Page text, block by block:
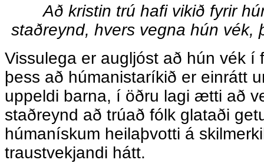
Að kristin trú hafi vikið fyrir
staðreynd, hvers vegna hún vék,
Vissulega er augljóst að hún vék í
þess að húmanistaríkið er einrátt
uppeldi barna, í öðru lagi ætti að
staðreynd að trúað fólk glataði
húmanískum heilaþvotti á
traustvekjandi hátt.